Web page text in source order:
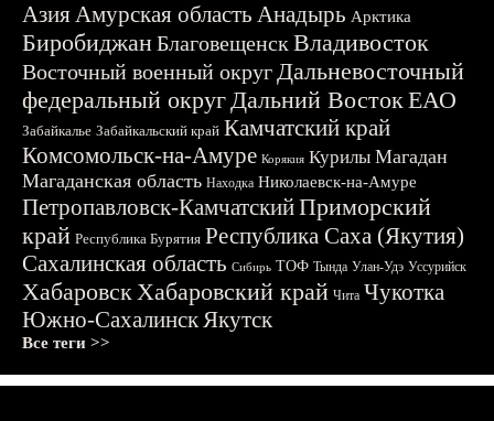
АзияАмурская область Анадырь Арктика
БиробиджанБлаговещенскВладивосток
Восточный военный округДальневосточный
федеральный округДальний ВостокЕАО
Забайкалье Забайкальский край Камчатский край
Комсомольск-на-Амуре Корякия Курилы Магадан
Магаданская область Находка Николаевск-на-Амуре
Петропавловск-КамчатскийПриморский
край Республика Бурятия Республика Саха (Якутия)
Сахалинская область Сибирь ТОФ Тында Улан-Удэ Уссурийск
ХабаровскХабаровский край Чита Чукотка
Южно-СахалинскЯкутск
Все теги >>